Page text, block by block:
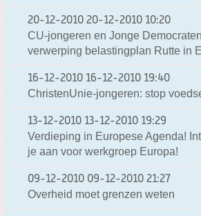
20-12-2010 20-12-2010 10:20
CU-jongeren en Jonge
verwerping belastingplan Rutte in
16-12-2010 16-12-2010 19:40
ChristenUnie-jongeren: stop
13-12-2010 13-12-2010 19:29
Verdieping in Europese Agenda!
je aan voor werkgroep Europa!
09-12-2010 09-12-2010 21:27
Overheid moet grenzen weten